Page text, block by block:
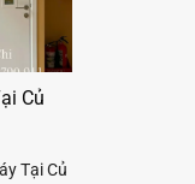
Củ
Tại Củ